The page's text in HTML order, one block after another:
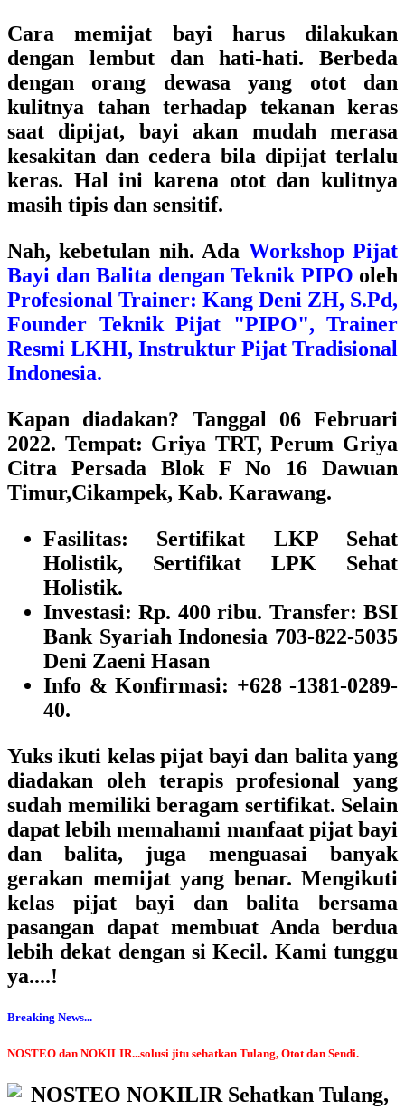
Cara memijat bayi harus dilakukan
dengan lembut dan hati-hati. Berbeda
dengan orang dewasa yang otot dan
kulitnya tahan terhadap tekanan keras
saat dipijat, bayi akan mudah merasa
kesakitan dan cedera bila dipijat terlalu
keras. Hal ini karena otot dan kulitnya
masih tipis dan sensitif.
Nah, kebetulan nih. Ada Workshop Pijat
Bayi dan Balita dengan Teknik PIPO oleh
Profesional Trainer: Kang Deni ZH, S.Pd,
Founder Teknik Pijat "PIPO", Trainer
Resmi LKHI, Instruktur Pijat Tradisional
Indonesia.
Kapan diadakan? Tanggal 06 Februari
2022. Tempat: Griya TRT, Perum Griya
Citra Persada Blok F No 16 Dawuan
Timur,Cikampek, Kab. Karawang.
Fasilitas: Sertifikat LKP Sehat
Holistik, Sertifikat LPK Sehat
Holistik.
Investasi: Rp. 400 ribu. Transfer: BSI
Bank Syariah Indonesia 703-822-5035
Deni Zaeni Hasan
Info & Konfirmasi: +628 -1381-0289-
40.
Yuks ikuti kelas pijat bayi dan balita yang
diadakan oleh terapis profesional yang
sudah memiliki beragam sertifikat. Selain
dapat lebih memahami manfaat pijat bayi
dan balita, juga menguasai banyak
gerakan memijat yang benar. Mengikuti
kelas pijat bayi dan balita bersama
pasangan dapat membuat Anda berdua
lebih dekat dengan si Kecil. Kami tunggu
ya....!
Breaking News...
NOSTEO dan NOKILIR...solusi jitu sehatkan Tulang, Otot dan Sendi.